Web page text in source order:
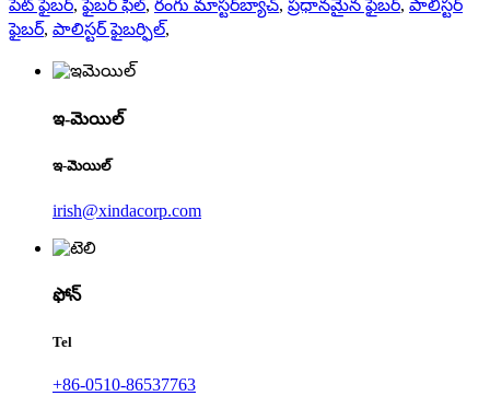
పెట్ ఫైబర్,ఫైబర్ ఫిల్, రంగు మాస్టర్‌బ్యాచ్, ప్రధానమైన ఫైబర్, పాలిస్టర్
ఫైబర్, పాలిస్టర్ ఫైబర్ఫిల్,
ఇ-మెయిల్
ఇ-మెయిల్
irish@xindacorp.com
ఫోన్
Tel
+86-0510-86537763